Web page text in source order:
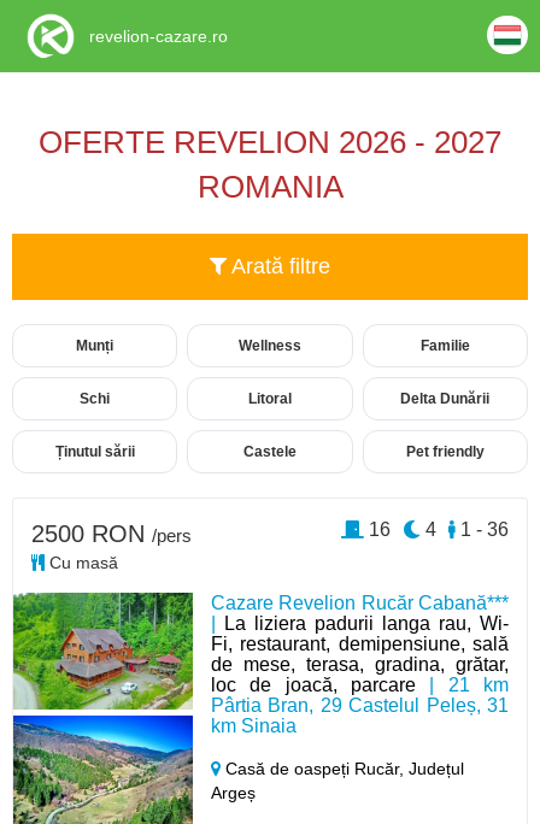
OFERTE REVELION 2026 - 2027
ROMANIA
Arată filtre
Munți Wellness Familie
Schi Litoral Delta Dunării
Ținutul sării Castele Pet friendly
Cazare Revelion Rucăr Cabană***
La liziera padurii langa rau, Wi-
Fi, restaurant, demipensiune, sală
de mese, terasa, gradina, grătar,
loc de joacă, parcare | 21 km
Pârtia Bran, 29 Castelul Peleș, 31
km Sinaia
Casă de oaspeți Rucăr,Județul
Argeș
2500 RON /pers
Cu masă
1 - 36
4
16
revelion-cazare.ro